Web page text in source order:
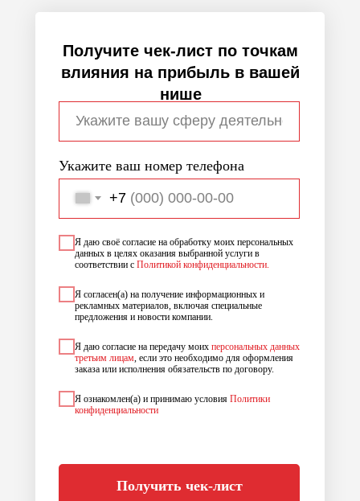
Укажите ваш номер телефона
+7
Я даю своё согласие на обработку моих персональных
данных в целях оказания выбранной услуги в
соответствии с Политикой конфиденциальности.
Я согласен(а) на получение информационных и
рекламных материалов, включая специальные
предложения и новости компании.
Я даю согласие на передачу моих персональных данных
третьим лицам, если это необходимо для оформления
заказа или исполнения обязательств по договору.
Я ознакомлен(а) и принимаю условия Политики
конфиденциальности
Получить чек-лист
Получите чек-лист по точкам
влияния на прибыль в вашей
нише